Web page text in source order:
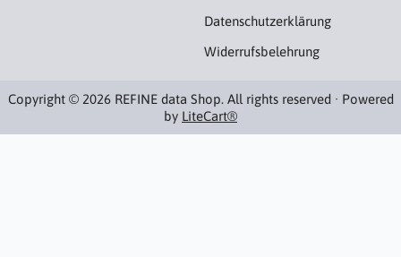
Datenschutzerklärung
Widerrufsbelehrung
Copyright © 2026 REFINE data Shop. All rights reserved · Powered
by LiteCart®